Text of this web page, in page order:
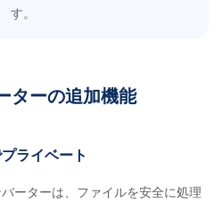
す。
ターの追加機能
ライベート
ーターは、ファイルを安全に処理